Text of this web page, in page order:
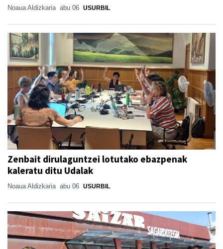
Noaua Aldizkaria abu 06 USURBIL
Zenbait dirulaguntzei lotutako ebazpenak
kaleratu ditu Udalak
Noaua Aldizkaria abu 06 USURBIL